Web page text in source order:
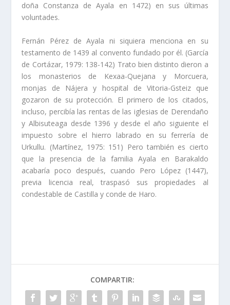
doña Constanza de Ayala en 1472) en sus últimas
voluntades.
Fernán Pérez de Ayala ni siquiera menciona en su
testamento de 1439 al convento fundado por él. (Garcí­a
de Cortázar, 1979: 138-142) Trato bien distinto dieron a
los monasterios de Kexaa-Quejana y Morcuera,
monjas de Nájera y hospital de Vitoria-Gsteiz que
gozaron de su protección. El primero de los citados,
incluso, percibí­a las rentas de las iglesias de Derendaño
y Albisuteaga desde 1396 y desde el año siguiente el
impuesto sobre el hierro labrado en su ferrerí­a de
Urkullu. (Martí­nez, 1975: 151) Pero también es cierto
que la presencia de la familia Ayala en Barakaldo
acabarí­a poco después, cuando Pero López (1447),
previa licencia real, traspasó sus propiedades al
condestable de Castilla y conde de Haro.
COMPARTIR: